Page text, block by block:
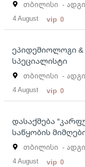
თბილისი -
4 August vip 0
ეპიდემიოლოგი &
სპეციალისტი
თბილისი -
4 August vip 0
დასაქმება
საწყობის
თბილისი -
4 August vip 0